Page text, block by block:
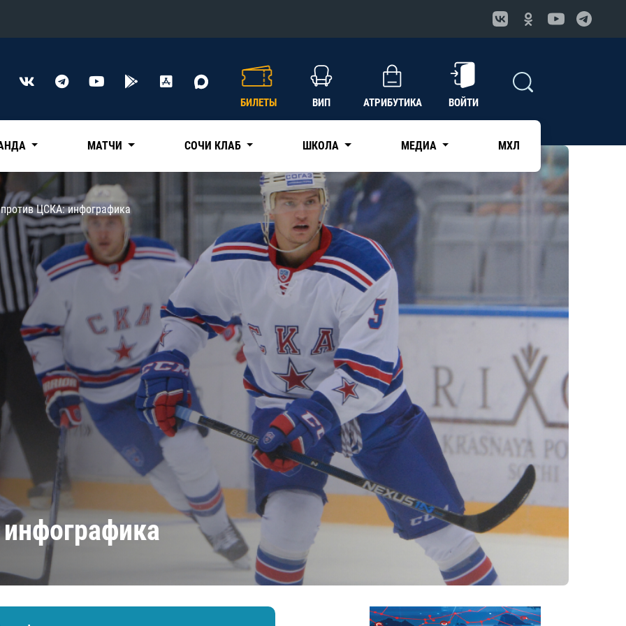
Конференция «Восток»
Нефтехимик
Трактор
Дивизион Чернышева
Авангард
Салават Юлаев
Сибирь
КХЛ
БИЛЕТЫ ВИП АТРИБУТИКА ВОЙТИ
МАТЧИ СОЧИ КЛАБ ШКОЛА МЕДИА МХЛ
ЦСКА: инфографика